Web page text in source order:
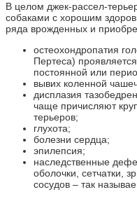
В целом джек-рассел-
собаками с хорошим
ряда врожденных и
остеохондропатия
Пертеса)
постоянной или
вывих коленной
дисплазия
чаще причисляют
терьеров;
глухота;
болезни сердца;
эпилепсия;
наследственные
оболочки, сетчатки,
сосудов – так